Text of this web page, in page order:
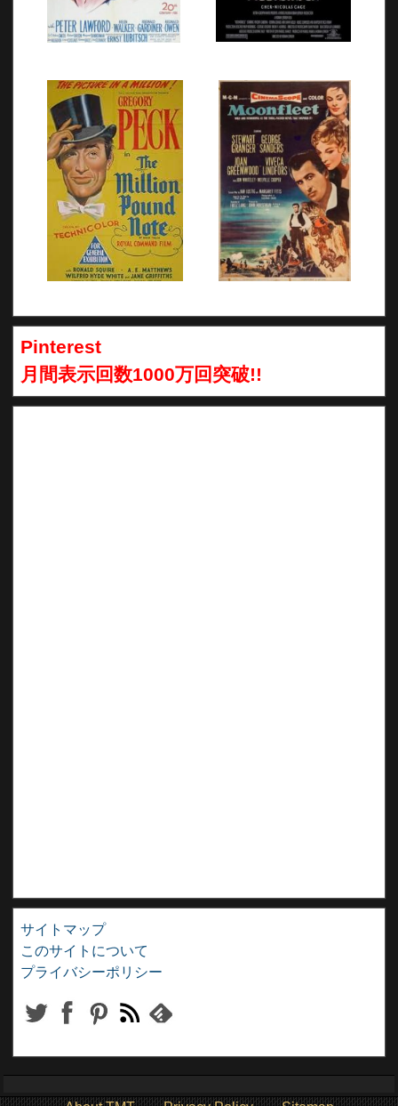
Pinterest
月間表示回数1000万回突破!!
サイトマップ
このサイトについて
プライバシーポリシー